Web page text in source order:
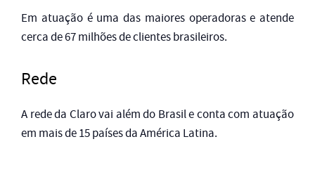
Em atuação é uma das maiores operadoras e atende
cerca de 67 milhões de clientes brasileiros.
Rede
A rede da Claro vai além do Brasil e conta com atuação
em mais de 15 países da América Latina.